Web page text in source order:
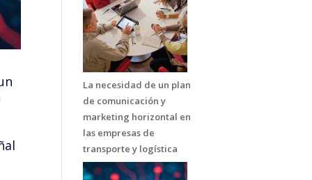
La necesidad de un plan
de comunicación y
marketing horizontal en
las empresas de
transporte y logística